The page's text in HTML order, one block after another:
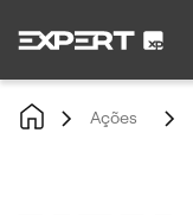
Ações